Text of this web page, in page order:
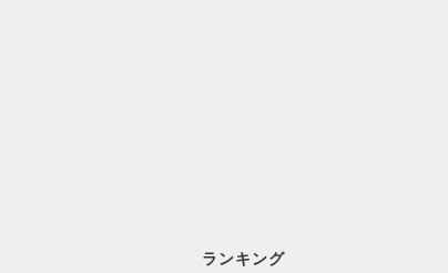
ランキング